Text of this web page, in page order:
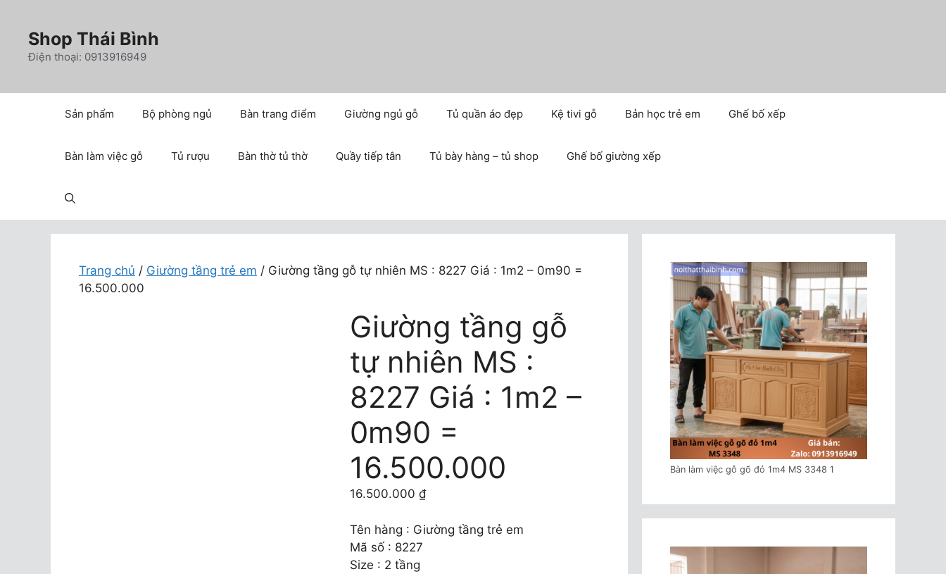
dung
Shop Thái Bình
Điện thoại: 0913916949
Sản phẩm Bộ phòng ngủ Bàn trang điểm Giường ngủ gỗ Tủ quần áo đẹp Kệ tivi gỗ Bản học trẻ em Ghế bố xếp
Bàn làm việc gỗ Tủ rượu Bàn thờ tủ thờ Quầy tiếp tân Tủ bày hàng – tủ shop Ghế bố giường xếp
Trang chủ / Giường tầng trẻ em / Giường tầng gỗ tự nhiên MS : 8227 Giá : 1m2 – 0m90 =
16.500.000
Giường tầng gỗ
tự nhiên MS :
8227 Giá : 1m2 –
0m90 =
16.500.000
16.500.000 ₫
Tên hàng : Giường tầng trẻ em
Mã số : 8227
Size : 2 tầng
Bàn làm việc gỗ gõ đỏ 1m4 MS 3348 1